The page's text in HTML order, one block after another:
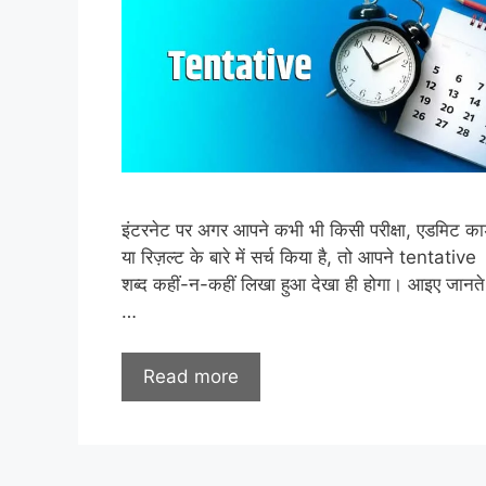
इंटरनेट पर अगर आपने कभी भी किसी परीक्षा, एडमिट
या रिज़ल्ट के बारे में सर्च किया है, तो आपने tentative
शब्द कहीं-न-कहीं लिखा हुआ देखा ही होगा। आइए जानते
…
Read more